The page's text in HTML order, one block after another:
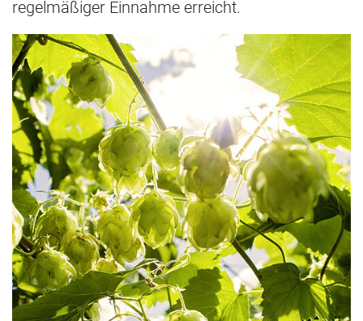
regelmäßiger Einnahme erreicht.